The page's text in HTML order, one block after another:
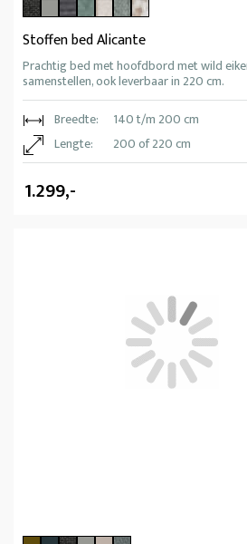
Stoffen bed Alicante
Prachtig bed met hoofdbord met wild
samenstellen, ook leverbaar in 220 cm.
Breedte:
140 t/m 200 cm
Lengte:
200 of 220 cm
1.299,-